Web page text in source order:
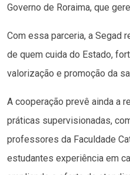
Governo de Roraima, que
Com essa parceria, a Segad
de quem cuida do Estado,
valorização e promoção da
A cooperação prevê ainda a
práticas supervisionadas,
professores da Faculdade
estudantes experiência em